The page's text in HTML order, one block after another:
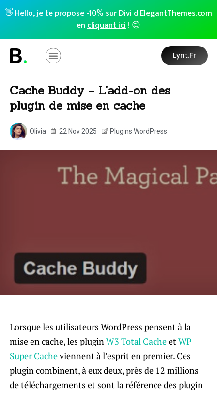
👋 Hello, je te propose -10% sur Divi d'ElegantThemes.com
encliquant ici! 😊
Lynt.fr
Cache Buddy – L’add-on des
plugin de mise en cache
Olivia 22 Nov 2025 Plugins WordPress
Lorsque les utilisateurs WordPress pensent à la
mise en cache, les pluginW3 Total CacheetWP
Super Cacheviennent à l’esprit en premier. Ces
plugin combinent, à eux deux, près de 12 millions
de téléchargements et sont la référence des plugin